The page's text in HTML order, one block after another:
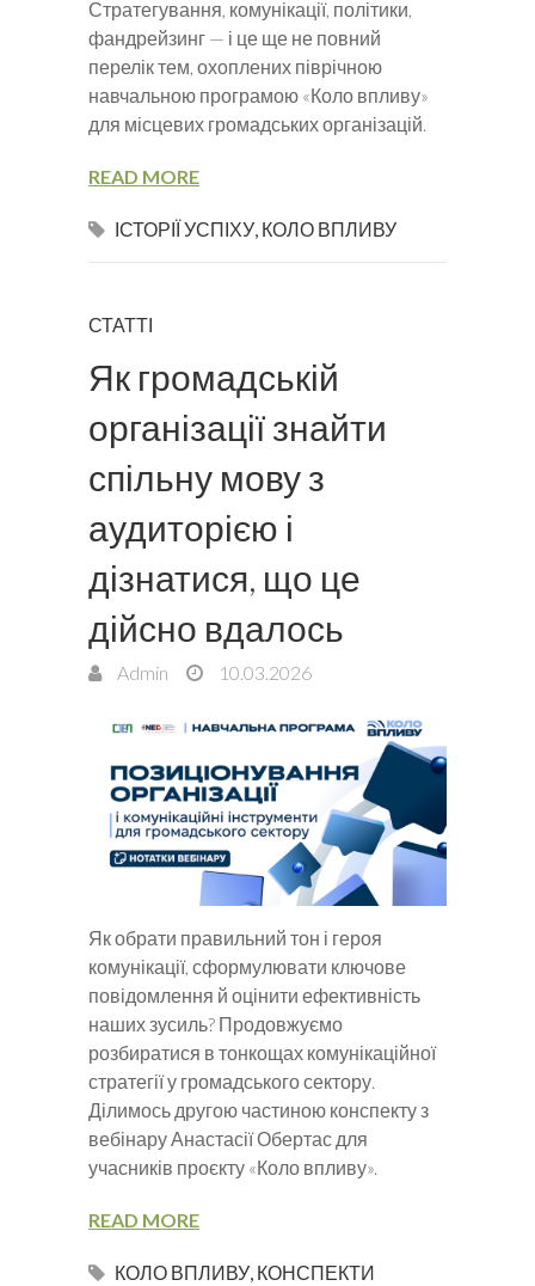
Стратегування, комунікації, політики,
фандрейзинг — і це ще не повний
перелік тем, охоплених піврічною
навчальною програмою «Коло впливу»
для місцевих громадських організацій.
READ MORE
ІСТОРІЇ УСПІХУ КОЛО ВПЛИВУ
СТАТТІ
Як громадській
організації знайти
спільну мову з
аудиторією і
дізнатися, що це
дійсно вдалось
Admin 10.03.2026
Як обрати правильний тон і героя
комунікації, сформулювати ключове
повідомлення й оцінити ефективність
наших зусиль? Продовжуємо
розбиратися в тонкощах комунікаційної
стратегії у громадського сектору.
Ділимось другою частиною конспекту з
вебінару Анастасії Обертас для
учасників проєкту «Коло впливу».
READ MORE
КОЛО ВПЛИВУ, КОНСПЕКТИ